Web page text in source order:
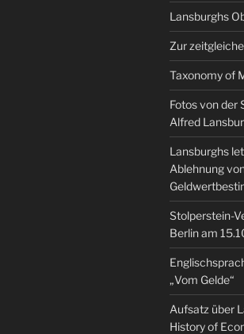
Lansburghs
Zur
Taxonomy of
Fotos von der
Alfred
Lansburghs
Ablehnung
Stolperstein-
Berlin am
„Vom Gelde“
Aufsatz über
History of